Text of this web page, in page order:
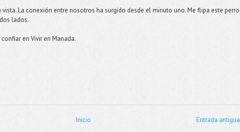
La conexión entre nosotros ha surgido desde el minuto uno. Me flipa este perro
lados.
en Vivir en Manada.
Entrada antigua
Inicio